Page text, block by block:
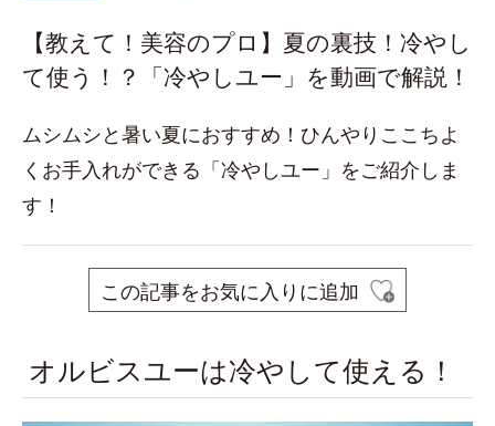
【教えて！美容のプロ】夏の裏技！冷やし
て使う！？「冷やしユー」を動画で解説！
ムシムシと暑い夏におすすめ！ひんやりここちよ
くお手入れができる「冷やしユー」をご紹介しま
す！
この記事をお気に入りに追加
オルビスユーは冷やして使える！